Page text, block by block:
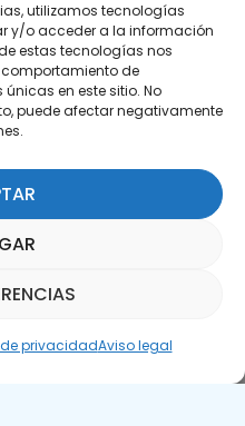
utilizamos tecnologías
y/o acceder a la información
estas tecnologías nos
de
en este sitio. No
puede afectar negativamente
privacidadAviso legal
Newsletter
AQUÍ